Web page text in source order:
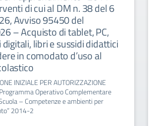
di cui al DM n. 38 del 6
Avviso 95450 del
– Acquisto di tablet, PC,
libri e sussidi didattici
in comodato d’uso al
INIZIALE PER AUTORIZZAZIONE
Operativo Complementare
– Competenze e ambienti per
2014-2